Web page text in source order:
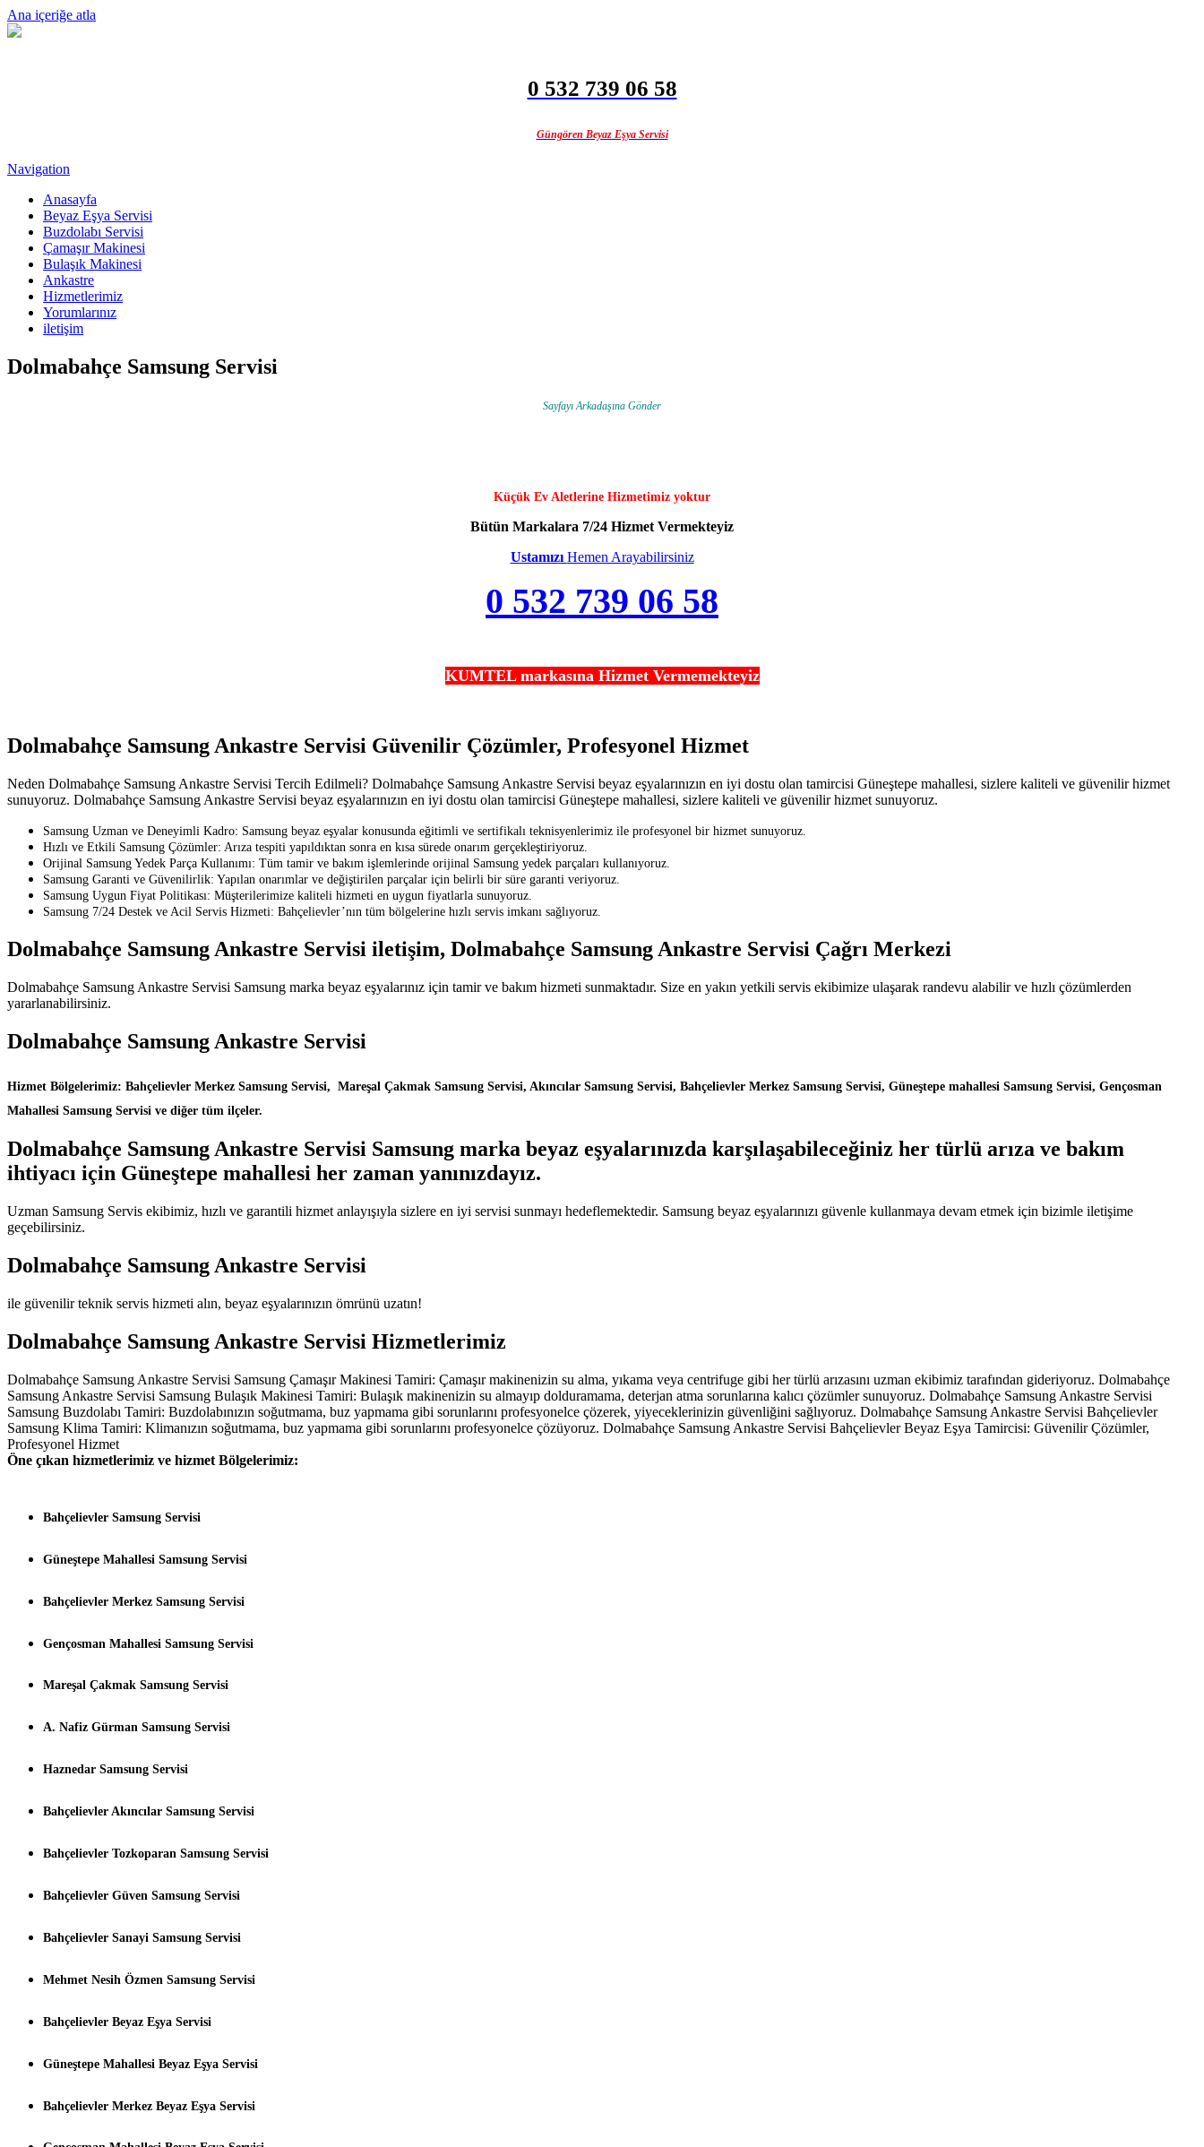
Ana içeriğe atla
0 532 739 06 58
Güngören Beyaz Eşya Servisi
Navigation
Anasayfa
Beyaz Eşya Servisi
Buzdolabı Servisi
Çamaşır Makinesi
Bulaşık Makinesi
Ankastre
Hizmetlerimiz
Yorumlarınız
iletişim
Dolmabahçe Samsung Servisi
Sayfayı Arkadaşına Gönder
Küçük Ev Aletlerine Hizmetimiz yoktur
Bütün Markalara 7/24 Hizmet Vermekteyiz
Ustamızı Hemen Arayabilirsiniz
0 532 739 06 58
KUMTEL markasına Hizmet Vermemekteyiz
Dolmabahçe Samsung Ankastre Servisi Güvenilir Çözümler, Profesyonel Hizmet
Neden Dolmabahçe Samsung Ankastre Servisi Tercih Edilmeli? Dolmabahçe Samsung Ankastre Servisi beyaz eşyalarınızın en iyi dostu olan tamircisi Güneştepe mahallesi, sizlere kaliteli ve güvenilir hizmet
sunuyoruz. Dolmabahçe Samsung Ankastre Servisi beyaz eşyalarınızın en iyi dostu olan tamircisi Güneştepe mahallesi, sizlere kaliteli ve güvenilir hizmet sunuyoruz.
Samsung Uzman ve Deneyimli Kadro: Samsung beyaz eşyalar konusunda eğitimli ve sertifikalı teknisyenlerimiz ile profesyonel bir hizmet sunuyoruz.
Hızlı ve Etkili Samsung Çözümler: Arıza tespiti yapıldıktan sonra en kısa sürede onarım gerçekleştiriyoruz.
Orijinal Samsung Yedek Parça Kullanımı: Tüm tamir ve bakım işlemlerinde orijinal Samsung yedek parçaları kullanıyoruz.
Samsung Garanti ve Güvenilirlik: Yapılan onarımlar ve değiştirilen parçalar için belirli bir süre garanti veriyoruz.
Samsung Uygun Fiyat Politikası: Müşterilerimize kaliteli hizmeti en uygun fiyatlarla sunuyoruz.
Samsung 7/24 Destek ve Acil Servis Hizmeti: Bahçelievler’nın tüm bölgelerine hızlı servis imkanı sağlıyoruz.
Dolmabahçe Samsung Ankastre Servisi iletişim, Dolmabahçe Samsung Ankastre Servisi Çağrı Merkezi
Dolmabahçe Samsung Ankastre Servisi Samsung marka beyaz eşyalarınız için tamir ve bakım hizmeti sunmaktadır. Size en yakın yetkili servis ekibimize ulaşarak randevu alabilir ve hızlı çözümlerden
yararlanabilirsiniz.
Dolmabahçe Samsung Ankastre Servisi
Hizmet Bölgelerimiz: Bahçelievler Merkez Samsung Servisi, Mareşal Çakmak Samsung Servisi, Akıncılar Samsung Servisi, Bahçelievler Merkez Samsung Servisi, Güneştepe mahallesi Samsung Servisi, Gençosman
Mahallesi Samsung Servisi ve diğer tüm ilçeler.
Dolmabahçe Samsung Ankastre Servisi Samsung marka beyaz eşyalarınızda karşılaşabileceğiniz her türlü arıza ve bakım
ihtiyacı için Güneştepe mahallesi her zaman yanınızdayız.
Uzman Samsung Servis ekibimiz, hızlı ve garantili hizmet anlayışıyla sizlere en iyi servisi sunmayı hedeflemektedir. Samsung beyaz eşyalarınızı güvenle kullanmaya devam etmek için bizimle iletişime
geçebilirsiniz.
Dolmabahçe Samsung Ankastre Servisi
ile güvenilir teknik servis hizmeti alın, beyaz eşyalarınızın ömrünü uzatın!
Dolmabahçe Samsung Ankastre Servisi Hizmetlerimiz
Dolmabahçe Samsung Ankastre Servisi Samsung Çamaşır Makinesi Tamiri: Çamaşır makinenizin su alma, yıkama veya centrifuge gibi her türlü arızasını uzman ekibimiz tarafından gideriyoruz. Dolmabahçe
Samsung Ankastre Servisi Samsung Bulaşık Makinesi Tamiri: Bulaşık makinenizin su almayıp dolduramama, deterjan atma sorunlarına kalıcı çözümler sunuyoruz. Dolmabahçe Samsung Ankastre Servisi
Samsung Buzdolabı Tamiri: Buzdolabınızın soğutmama, buz yapmama gibi sorunlarını profesyonelce çözerek, yiyeceklerinizin güvenliğini sağlıyoruz. Dolmabahçe Samsung Ankastre Servisi Bahçelievler
Samsung Klima Tamiri: Klimanızın soğutmama, buz yapmama gibi sorunlarını profesyonelce çözüyoruz. Dolmabahçe Samsung Ankastre Servisi Bahçelievler Beyaz Eşya Tamircisi: Güvenilir Çözümler,
Profesyonel Hizmet
Öne çıkan hizmetlerimiz ve hizmet Bölgelerimiz:
Bahçelievler Samsung Servisi
Güneştepe Mahallesi Samsung Servisi
Bahçelievler Merkez Samsung Servisi
Gençosman Mahallesi Samsung Servisi
Mareşal Çakmak Samsung Servisi
A. Nafiz Gürman Samsung Servisi
Haznedar Samsung Servisi
Bahçelievler Akıncılar Samsung Servisi
Bahçelievler Tozkoparan Samsung Servisi
Bahçelievler Güven Samsung Servisi
Bahçelievler Sanayi Samsung Servisi
Mehmet Nesih Özmen Samsung Servisi
Bahçelievler Beyaz Eşya Servisi
Güneştepe Mahallesi Beyaz Eşya Servisi
Bahçelievler Merkez Beyaz Eşya Servisi